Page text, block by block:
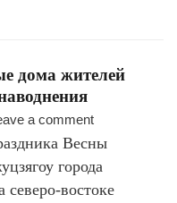
дома жителей
a comment
Весны
города
востоке